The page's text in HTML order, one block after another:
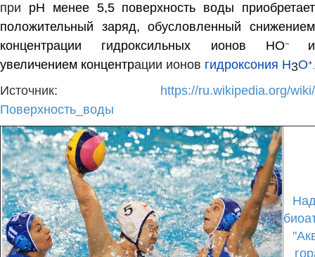
при
рН
менее 5,5 поверхность воды приобретает
положительный заряд, обусловленный снижением
концентрации гидроксильных ионов
HO−
и
увеличением концентрации ионов гидроксония H3O+
Источник: https://ru.wikipedia.org/wiki/
Поверхность_воды